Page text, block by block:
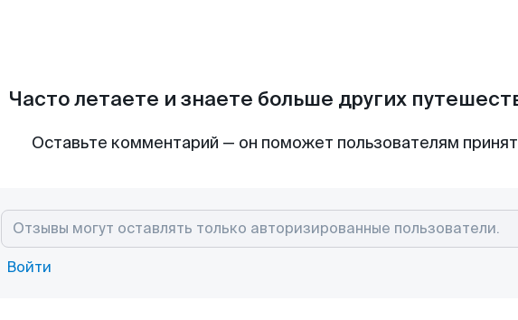
Часто летаете и знаете больше других
Оставьте комментарий — он поможет пользователям
Войти